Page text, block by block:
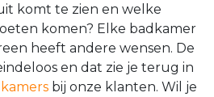
komt te zien en welke
komen? Elke badkamer
heeft andere wensen. De
en dat zie je terug in
bij onze klanten. Wil je